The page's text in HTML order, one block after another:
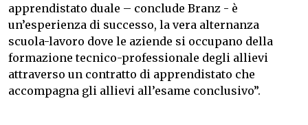
apprendistato duale – conclude Branz - è
un’esperienza di successo, la vera alternanza
scuola-lavoro dove le aziende si occupano della
formazione tecnico-professionale degli allievi
attraverso un contratto di apprendistato che
accompagna gli allievi all’esame conclusivo”.